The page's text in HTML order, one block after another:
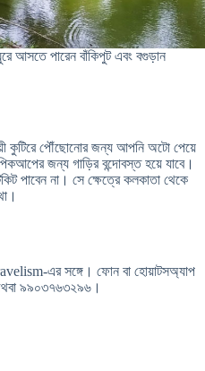
আসতে পারেন বাঁকিপুট এবং বগুড়ান
কুটিরে পৌঁছোনোর জন্য আপনি অটো পেয়ে
জন্য গাড়ির বন্দোবস্ত হয়ে যাবে।
পাবেন না। সে ক্ষেত্রে কলকাতা থেকে
এর সঙ্গে। ফোন বা হোয়াটসঅ্যাপ
৯৯০৩৭৬৩২৯৬।